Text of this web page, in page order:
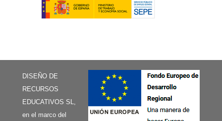
DISEÑO DE
RECURSOS
EDUCATIVOS SL,
en el marco del